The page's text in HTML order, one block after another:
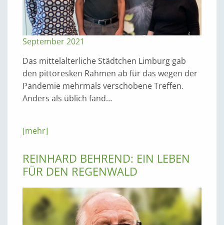
September 2021
Das mittelalterliche Städtchen Limburg gab
den pittoresken Rahmen ab für das wegen der
Pandemie mehrmals verschobene Treffen.
Anders als üblich fand…
[mehr]
REINHARD BEHREND: EIN LEBEN
FÜR DEN REGENWALD